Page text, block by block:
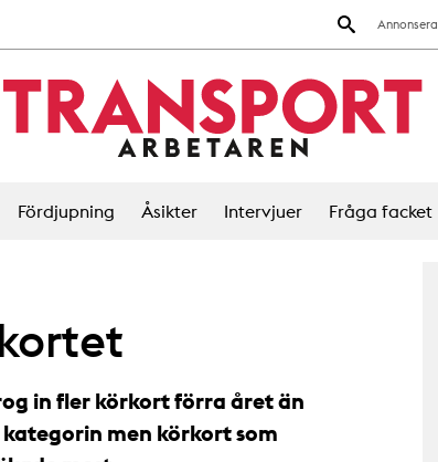
Annonsera
Fördjupning Åsikter Intervjuer Fråga facket
in fler körkort förra året än
men körkort som